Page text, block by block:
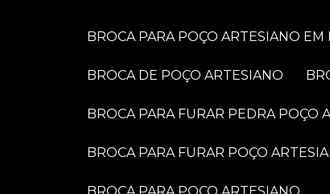
BROCA PARA POÇO ARTESIANO
BROCA DE POÇO ARTESIANO
BROCA PARA FURAR PEDRA POÇO
BROCA PARA FURAR POÇO